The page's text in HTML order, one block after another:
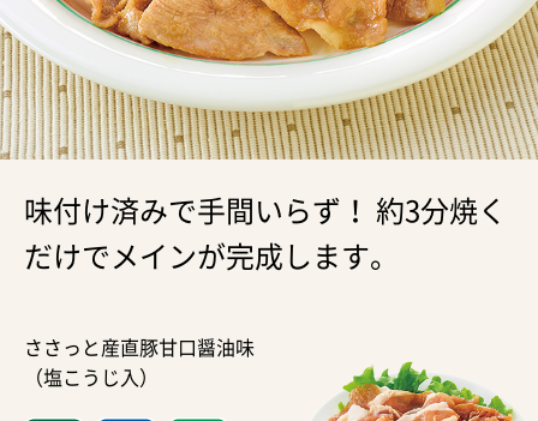
味付け済みで手間いらず！ 約3分焼く
だけでメインが完成します。
ささっと産直豚甘口醤油味
（塩こうじ入）